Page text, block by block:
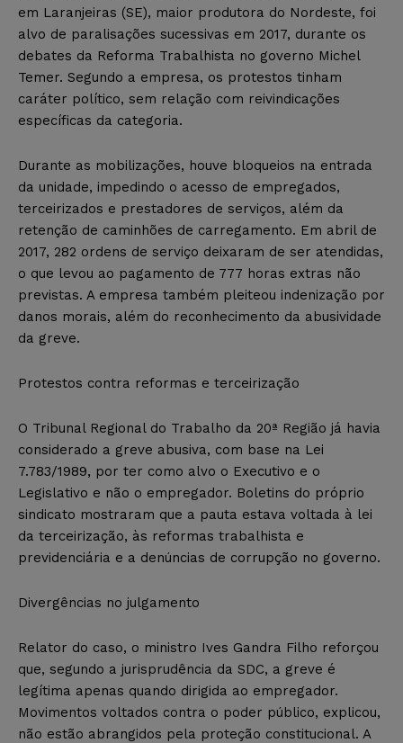
em Laranjeiras (SE), maior produtora do Nordeste, foi
alvo de paralisações sucessivas em 2017, durante os
debates da Reforma Trabalhista no governo Michel
Temer. Segundo a empresa, os protestos tinham
caráter político, sem relação com reivindicações
específicas da categoria.
Durante as mobilizações, houve bloqueios na entrada
da unidade, impedindo o acesso de empregados,
terceirizados e prestadores de serviços, além da
retenção de caminhões de carregamento. Em abril de
2017, 282 ordens de serviço deixaram de ser atendidas,
o que levou ao pagamento de 777 horas extras não
previstas. A empresa também pleiteou indenização por
danos morais, além do reconhecimento da abusividade
da greve.
Protestos contra reformas e terceirização
O Tribunal Regional do Trabalho da 20ª Região já havia
considerado a greve abusiva, com base na Lei
7.783/1989, por ter como alvo o Executivo e o
Legislativo e não o empregador. Boletins do próprio
sindicato mostraram que a pauta estava voltada à lei
da terceirização, às reformas trabalhista e
previdenciária e a denúncias de corrupção no governo.
Divergências no julgamento
Relator do caso, o ministro Ives Gandra Filho reforçou
que, segundo a jurisprudência da SDC, a greve é
legítima apenas quando dirigida ao empregador.
Movimentos voltados contra o poder público, explicou,
não estão abrangidos pela proteção constitucional. A